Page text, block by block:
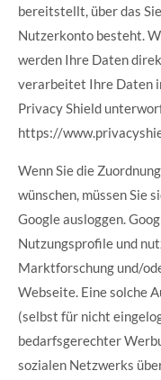
bereitstellt, über das
Nutzerkonto besteht.
werden Ihre Daten
verarbeitet Ihre Daten
Privacy Shield
https://
Wenn Sie die
wünschen, müssen Sie
Google ausloggen.
Nutzungsprofile und
Marktforschung und/
Webseite. Eine solche
(selbst für nicht
bedarfsgerechter
sozialen Netzwerks